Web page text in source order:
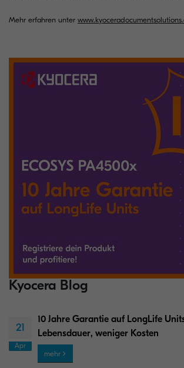
Mehr erfahren unter
Kyocera Blog
21
Apr
10 Jahre Garantie auf LongLife
Lebensdauer, weniger Kosten
mehr